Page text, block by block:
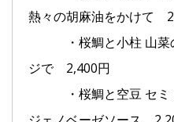
熱々の胡麻油をかけて
・桜鯛と小柱 山菜の
ジで 2,400円
・桜鯛と空豆 セミド